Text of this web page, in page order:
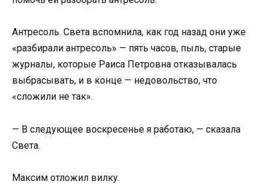
Антресоль. Света вспомнила, как год назад они уже
«разбирали антресоль» — пять часов, пыль, старые
журналы, которые Раиса Петровна отказывалась
выбрасывать, и в конце — недовольство, что
«сложили не так».
— В следующее воскресенье я работаю, — сказала
Света.
Максим отложил вилку.